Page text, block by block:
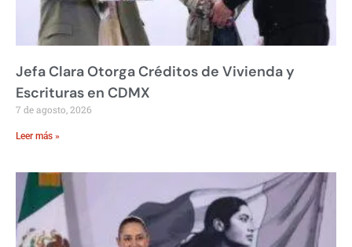
Jefa Clara Otorga Créditos de Vivienda y
Escrituras en CDMX
7 de agosto, 2026
Leer más »